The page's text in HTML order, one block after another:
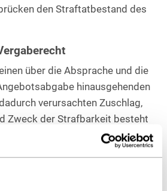
den Straftatbestand des
über die Absprache und die
hinausgehenden
verursachten Zuschlag,
Zweck der Strafbarkeit besteht
in die Funktionsfähigkeit
bei dem der Auftraggeber